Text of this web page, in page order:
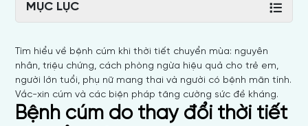
MỤC LỤC
Tìm hiểu về bệnh cúm khi thời tiết chuyển mùa: nguyên
nhân, triệu chứng, cách phòng ngừa hiệu quả cho trẻ em,
người lớn tuổi, phụ nữ mang thai và người có bệnh mãn tính.
Vắc-xin cúm và các biện pháp tăng cường sức đề kháng.
Bệnh cúm do thay đổi thời tiết